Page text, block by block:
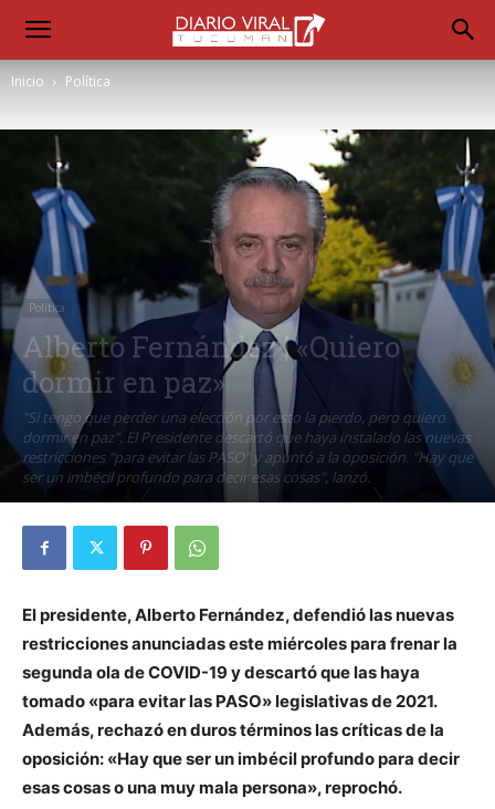
Inicio Política
Política
Alberto Fernández | «Quiero
dormir en paz»
"Si tengo que perder una elección por esto la pierdo, pero quiero
dormir en paz". El Presidente descartó que haya instalado las nuevas
restricciones "para evitar las PASO" y apuntó a la oposición. "Hay que
ser un imbécil profundo para decir esas cosas", lanzó.
Por Diego Martín Suárez - 8 abril, 2021
El presidente, Alberto Fernández, defendió las nuevas
restricciones anunciadas este miércoles para frenar la
segunda ola de COVID-19 y descartó que las haya
tomado «para evitar las PASO» legislativas de 2021.
Además, rechazó en duros términos las críticas de la
oposición: «Hay que ser un imbécil profundo para decir
esas cosas o una muy mala persona», reprochó.